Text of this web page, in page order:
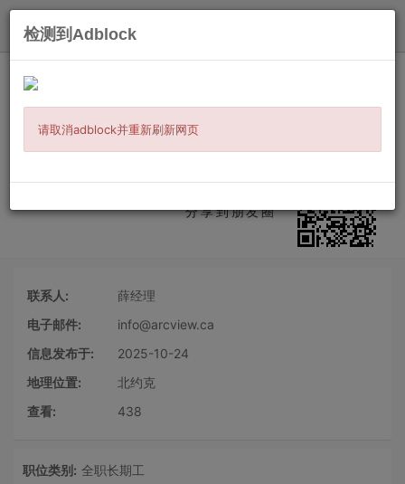
仓库及维护技工
其他体力工 全职 长期工
分享到朋友圈
联系人:
薛经理
电子邮件:
info@arcview.ca
信息发布于:
2025-10-24
地理位置:
北约克
查看:
438
职位类别: 全职长期工
检测到Adblock
请取消adblock并重新刷新网页